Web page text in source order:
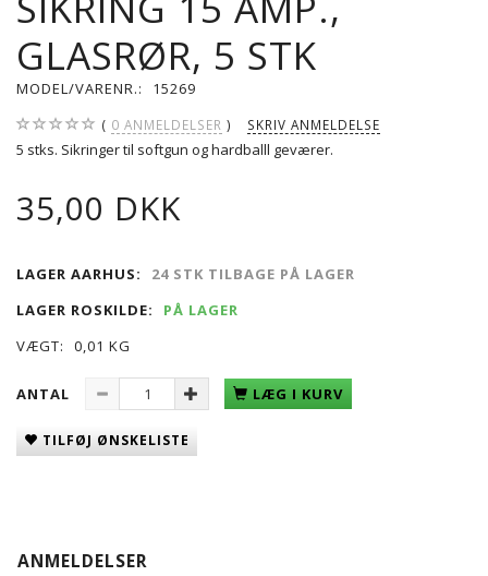
GLASRØR, 5 STK
MODEL/VARENR.: 15269
0 ANMELDELSER SKRIV ANMELDELSE
5 stks. Sikringer til softgun og hardballl geværer.
35,00 DKK
LAGER AARHUS:
24 STK TILBAGE PÅ LAGER
LAGER ROSKILDE:
PÅ LAGER
VÆGT:
0,01 KG
ANTAL LÆG I KURV
TILFØJ ØNSKELISTE
ANMELDELSER